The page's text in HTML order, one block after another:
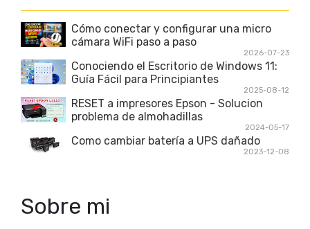
Cómo conectar y configurar una micro
cámara WiFi paso a paso
2026-07-23
Conociendo el Escritorio de Windows 11:
Guía Fácil para Principiantes
2025-08-12
RESET a impresores Epson - Solucion
problema de almohadillas
2024-05-17
Como cambiar batería a UPS dañado
2023-12-08
Sobre mi